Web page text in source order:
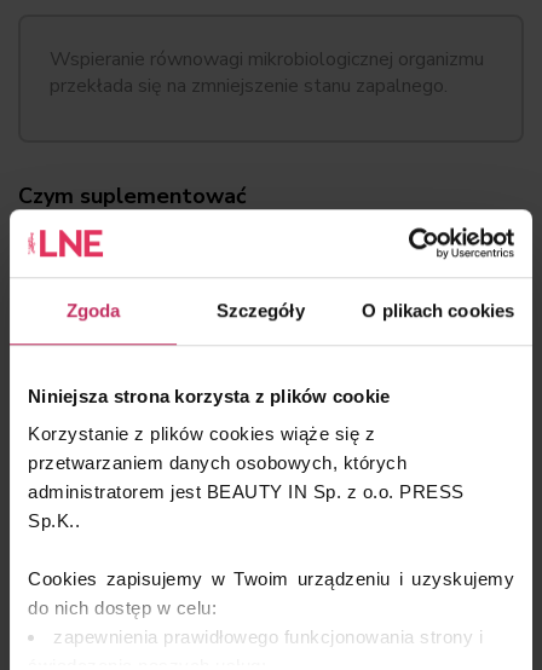
Zgoda Szczegóły O plikach cookies
Niniejsza strona korzysta z plików cookie
Korzystanie z plików cookies wiąże się z
przetwarzaniem danych osobowych, których
administratorem jest BEAUTY IN Sp. z o.o. PRESS
Sp.K..
Cookies zapisujemy w Twoim urządzeniu i uzyskujemy
do nich dostęp w celu:
zapewnienia prawidłowego funkcjonowania strony i
Wspieranie równowagi mikrobiologicznej organizmu
przekłada się na zmniejszenie stanu zapalnego.
Czym suplementować
W przypadku skóry wrażliwej celem suplementacji jest:
wsparcie procesów przeciwzapalnych,
odbudowa bariery lipidowej,
regulacja odpowiedzi immunologicznej organizmu.
przypominać o:
kwasach tłuszczowych omega-3, które wpływają
na integralność błon komórkowych i wykazują
udokumentowane działanie przeciwzapalne.
Regularna ich suplementacja może przyczyniać się do
nawilżenia skóry;
witaminie D, której niedobory są powszechne,
odgrywa kluczową rolę w regulacji odpowiedzi
immunologicznej i procesów regeneracyjnych. Jej niski